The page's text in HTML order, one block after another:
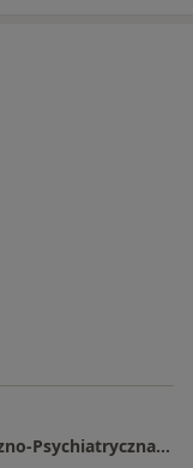
PsychoMedic.pl Klinika Psychologiczno-Psychiatryczna Katowice (ul. Mikołowska 56)